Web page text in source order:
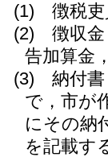
(1)
徴税
(2)
徴収
告加算金
(3)
納付
で，市が
にその納
を記載す